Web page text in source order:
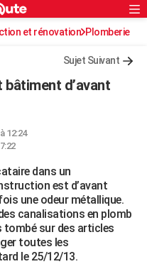
Rechercher
et rénovation Plomberie
Sujet Suivant
d’avant
12:24
dans un
est d’avant
une odeur métallique.
canalisations en plomb
tombé sur des articles
toutes les
le 25/12/13.